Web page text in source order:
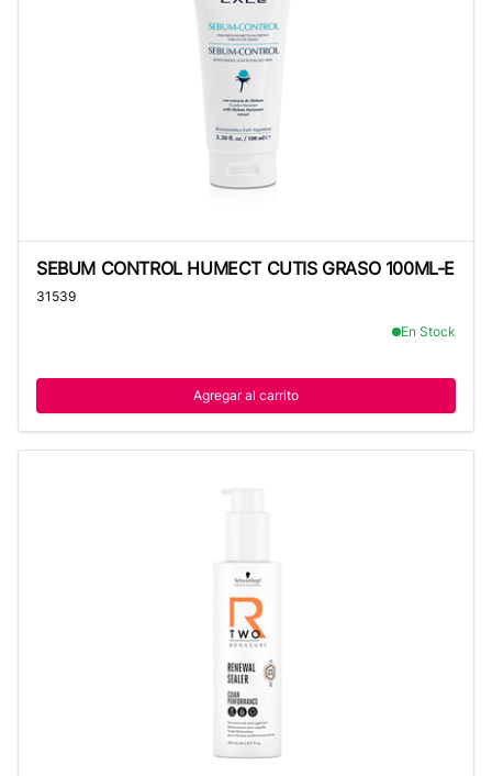
SEBUM CONTROL HUMECT CUTIS GRASO 100ML-E
31539
En Stock
Agregar al carrito